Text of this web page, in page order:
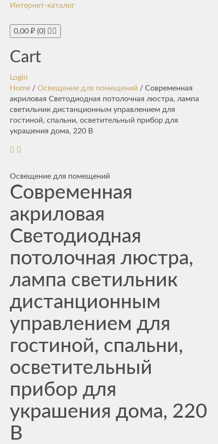
Интернет-каталог
0,00 ₽ (0)
Cart
Login
Home / Освещение для помещений / Современная
акриловая Светодиодная потолочная люстра, лампа
светильник дистанционным управлением для
гостиной, спальни, осветительный прибор для
украшения дома, 220 В
Освещение для помещений
Современная
акриловая
Светодиодная
потолочная люстра,
лампа светильник
дистанционным
управлением для
гостиной, спальни,
осветительный
прибор для
украшения дома, 220
В